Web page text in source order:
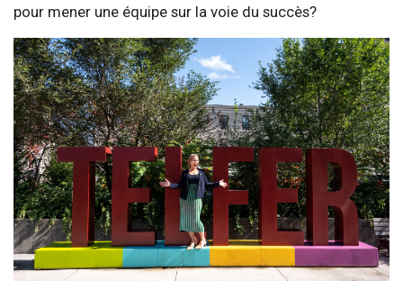
pour mener une équipe sur la voie du succès?